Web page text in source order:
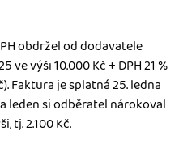
obdržel od dodavatele
ve výši 10.000 Kč + DPH 21 %
Faktura je splatná 25. ledna
leden si odběratel nárokoval
tj. 2.100 Kč.